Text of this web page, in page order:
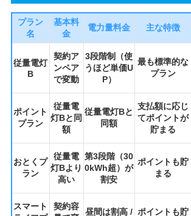
プラン
名
基本料
金
電力量料金 主な特徴
従量電灯
B
契約ア
ンペア
で変動
3段階制（使
うほど単価U
P）
最も標準的な
プラン
ポイント
プラン
従量電
灯Bと同
額
従量電灯Bと
同額
支払額に応じ
てポイントが
貯まる
おとくプ
ラン
従量電
灯Bより
高い
第3段階（30
0kWh超）が
割安
ポイントも貯
まる
スマート
契約容
昼間は割高 / ポイントも貯